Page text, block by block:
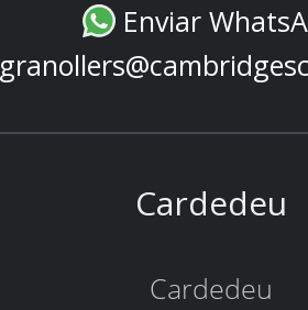
Enviar
Cardedeu
Cardedeu